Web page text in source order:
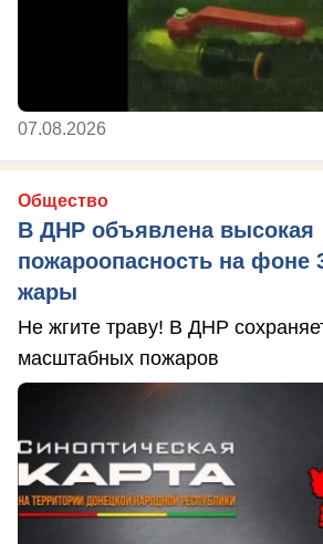
07.08.2026
Общество
В ДНР объявлена высокая
пожароопасность на фоне
жары
Не жгите траву! В ДНР
масштабных пожаров